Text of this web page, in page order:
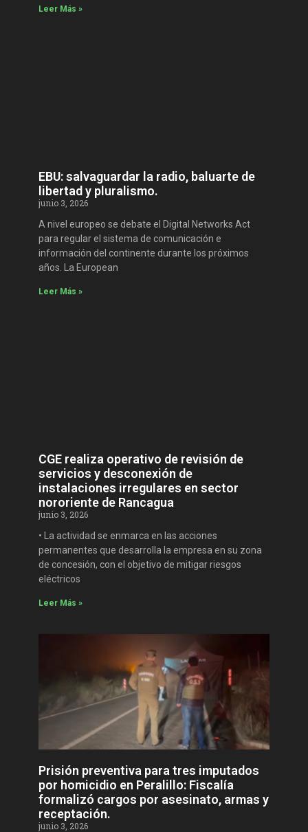
Leer Más »
EBU: salvaguardar la radio, baluarte de
libertad y pluralismo.
junio 3, 2026
A nivel europeo se debate el Digital Networks Act
para regular el sistema de comunicación e
información del continente durante los próximos
años. La European
Leer Más »
CGE realiza operativo de revisión de
servicios y desconexión de
instalaciones irregulares en sector
nororiente de Rancagua
junio 3, 2026
• La actividad se enmarca en las acciones
permanentes que desarrolla la empresa en su zona
de concesión, con el objetivo de mitigar riesgos
eléctricos
Leer Más »
Prisión preventiva para tres imputados
por homicidio en Peralillo: Fiscalía
formalizó cargos por asesinato, armas y
receptación.
junio 3, 2026